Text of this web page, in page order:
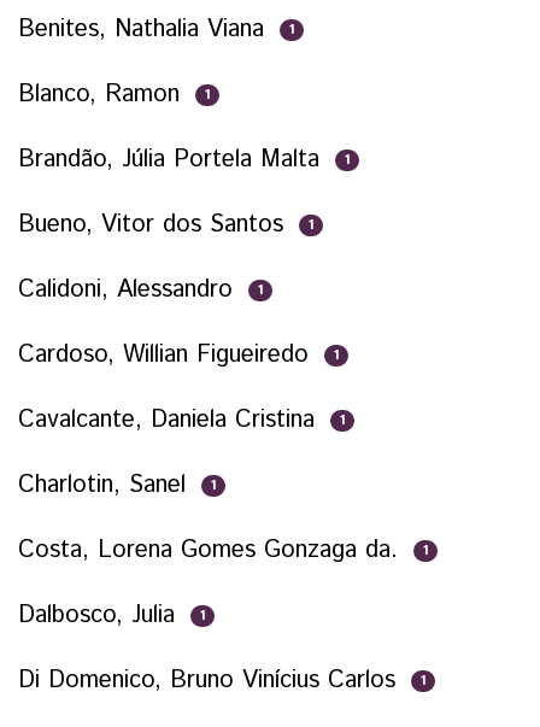
Benites, Nathalia Viana 1
Blanco, Ramon 1
Brandão, Júlia Portela Malta 1
Bueno, Vitor dos Santos 1
Calidoni, Alessandro 1
Cardoso, Willian Figueiredo 1
Cavalcante, Daniela Cristina 1
Charlotin, Sanel 1
Costa, Lorena Gomes Gonzaga da. 1
Dalbosco, Julia 1
Di Domenico, Bruno Vinícius Carlos 1